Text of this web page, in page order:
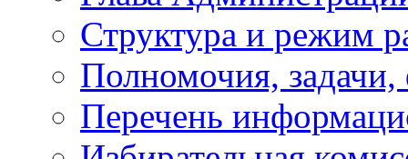
Структура и режим
Полномочия,
Перечень